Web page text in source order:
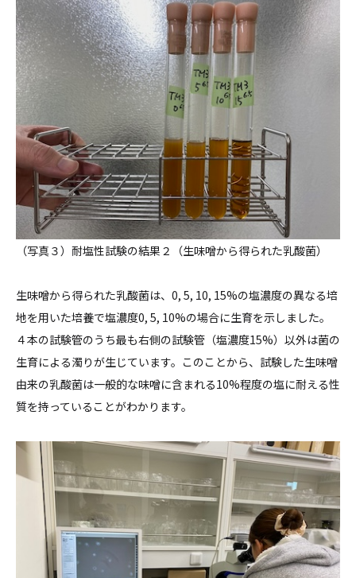
（写真３）耐塩性試験の結果２（生味噌から得られた乳酸菌）
生味噌から得られた乳酸菌は、0, 5, 10, 15%の塩濃度の異なる培
地を用いた培養で塩濃度0, 5, 10%の場合に生育を示しました。
４本の試験管のうち最も右側の試験管（塩濃度15%）以外は菌の
生育による濁りが生じています。このことから、試験した生味噌
由来の乳酸菌は一般的な味噌に含まれる10%程度の塩に耐える性
質を持っていることがわかります。